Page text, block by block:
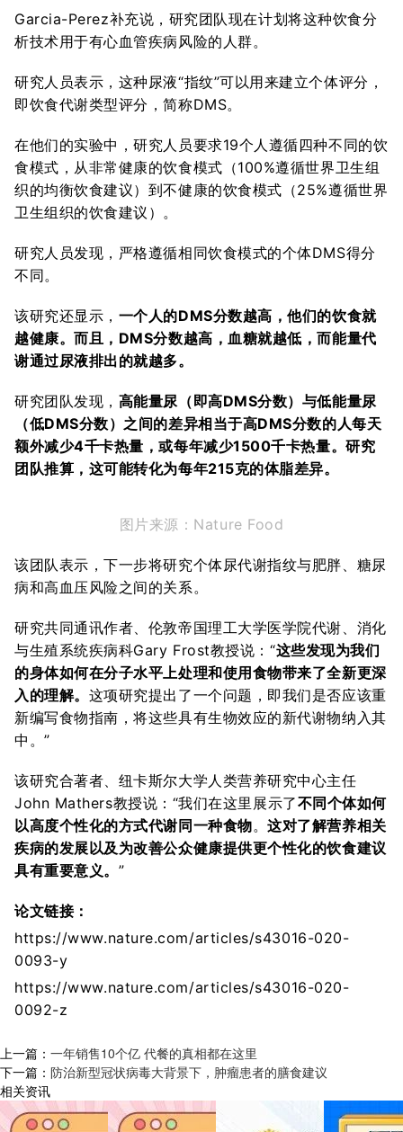
Garcia-Perez补充说，研究团队现在计划将这种饮食分
析技术用于有心血管疾病风险的人群。
研究人员表示，这种尿液“指纹”可以用来建立个体评分，
即饮食代谢类型评分，简称DMS。
在他们的实验中，研究人员要求19个人遵循四种不同的饮
食模式，从非常健康的饮食模式（100%遵循世界卫生组
织的均衡饮食建议）到不健康的饮食模式（25%遵循世界
卫生组织的饮食建议）。
研究人员发现，严格遵循相同饮食模式的个体DMS得分
不同。
该研究还显示， 一个人的DMS分数越高，他们的饮食就
越健康。而且，DMS分数越高，血糖就越低，而能量代
谢通过尿液排出的就越多。
研究团队发现， 高能量尿（即高DMS分数）与低能量尿
（低DMS分数）之间的差异相当于高DMS分数的人每天
额外减少4千卡热量，或每年减少1500千卡热量。研究
团队推算，这可能转化为每年215克的体脂差异。
图片来源：Nature Food
该团队表示，下一步将研究个体尿代谢指纹与肥胖、糖尿
病和高血压风险之间的关系。
研究共同通讯作者、伦敦帝国理工大学医学院代谢、消化
与生殖系统疾病科Gary Frost教授说：“这些发现为我们
的身体如何在分子水平上处理和使用食物带来了全新更深
入的理解。 这项研究提出了一个问题，即我们是否应该重
新编写食物指南，将这些具有生物效应的新代谢物纳入其
中。”
该研究合著者、纽卡斯尔大学人类营养研究中心主任
John Mathers教授说：“我们在这里展示了不同个体如何
以高度个性化的方式代谢同一种食物。这对了解营养相关
疾病的发展以及为改善公众健康提供更个性化的饮食建议
具有重要意义。 ”
论文链接：
https://www.nature.com/articles/s43016-020-
0093-y
https://www.nature.com/articles/s43016-020-
0092-z
上一篇： 一年销售10个亿 代餐的真相都在这里
下一篇： 防治新型冠状病毒大背景下，肿瘤患者的膳食建议
相关资讯